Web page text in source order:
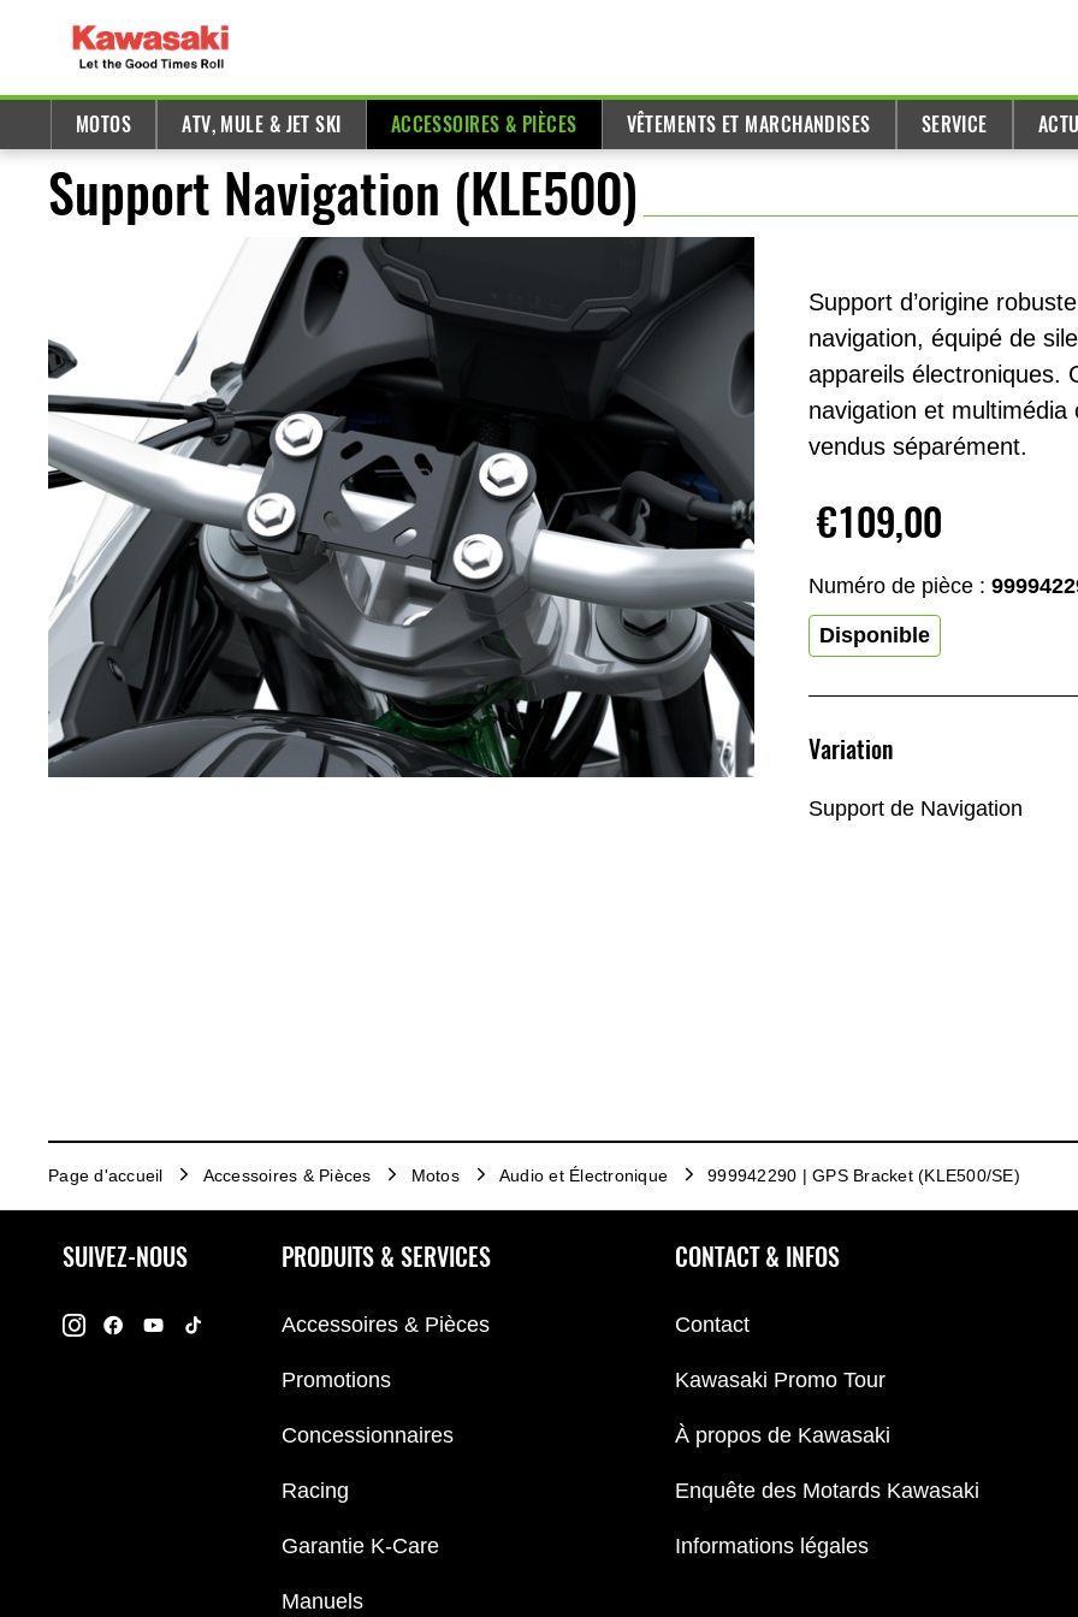
MOTOS ATV, MULE & JET SKI ACCESSOIRES & PIÈCES VÊTEMENTS ET MARCHANDISES SERVICE
Support Navigation (KLE500)
Support d’origine
navigation, équipé de
appareils électroniques.
navigation et
vendus séparément.
€109,00
Numéro de pièce :
Disponible
Variation
Support de Navigation
Page d'accueil Accessoires & Pièces Motos Audio et Électronique 999942290 | GPS Bracket (KLE500/SE)
SUIVEZ-NOUS PRODUITS & SERVICES
Accessoires & Pièces
Promotions
Concessionnaires
Racing
Garantie K-Care
Manuels
CONTACT & INFOS
Contact
Kawasaki Promo Tour
À propos de Kawasaki
Enquête des Motards Kawasaki
Informations légales